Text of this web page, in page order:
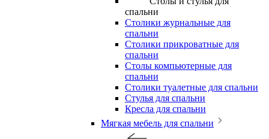
спальни
Столики журнальные для
спальни
Столики прикроватные для
спальни
Столы компьютерные для
спальни
Столики туалетные для спальни
Стулья для спальни
Кресла для спальни
Мягкая мебель для спальни